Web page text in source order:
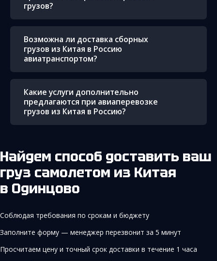
грузов?
Возможна ли доставка сборных
грузов из Китая в Россию
авиатранспортом?
Какие услуги дополнительно
предлагаются при авиаперевозке
грузов из Китая в Россию?
Найдем способ доставить ваш
груз самолетом из Китая
в Одинцово
Соблюдая требования по срокам и бюджету
Заполните форму — менеджер перезвонит за 5 минут
Просчитаем цену и точный срок доставки в течение 1 часа